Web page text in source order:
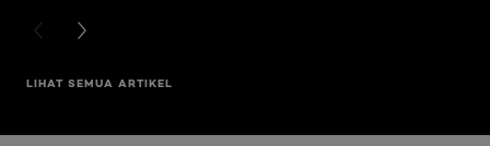
PREVIOUS CARD
NEXT CARD
LIHAT SEMUA ARTIKEL